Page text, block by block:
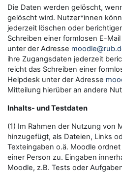
Die Daten werden gelöscht,
gelöscht wird. Nutzer*innen
jederzeit löschen oder
Schreiben einer formlosen E-
unter der Adresse
ihre Zugangsdaten jederzeit
reicht das Schreiben einer
Helpdesk unter der Adresse
Mitteilung hierüber an andere
Inhalts- und Testdaten
(1) Im Rahmen der Nutzung von
hinzugefügt, als Dateien, Links
Texteingaben o.ä. Moodle
einer Person zu. Eingaben
Moodle, z.B. Tests oder